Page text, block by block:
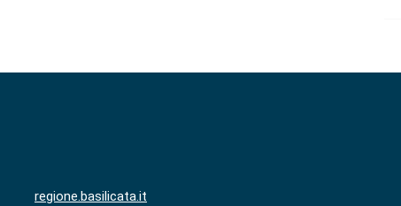
regione.basilicata.it